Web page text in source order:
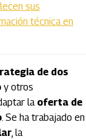
sus
técnica en
de dos
y otros
la oferta de
. Se ha trabajado en
, la